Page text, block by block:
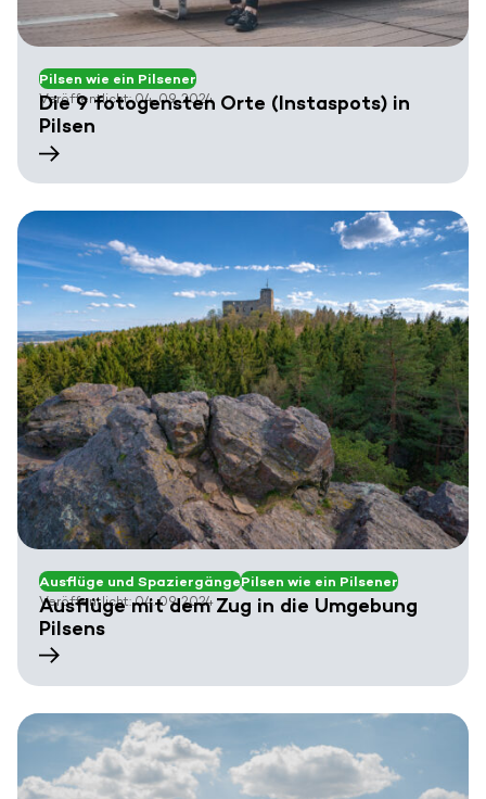
Pilsen wie ein Pilsener
Veröffentlicht: 04. 09. 2024
Die 9 fotogensten Orte (Instaspots) in
Pilsen
Ausflüge und SpaziergängePilsen wie ein Pilsener
Veröffentlicht: 04. 09. 2024
Ausflüge mit dem Zug in die Umgebung
Pilsens